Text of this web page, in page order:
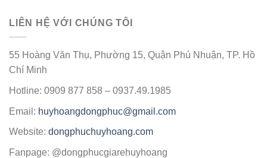
LIÊN HỆ VỚI CHÚNG TÔI
55 Hoàng Văn Thụ, Phường 15, Quận Phú Nhuận, TP. Hồ
Chí Minh
Hotline: 0909 877 858 – 0937.49.1985
Email: huyhoangdongphuc@gmail.com
Website: dongphuchuyhoang.com
Fanpage: @dongphucgiarehuyhoang